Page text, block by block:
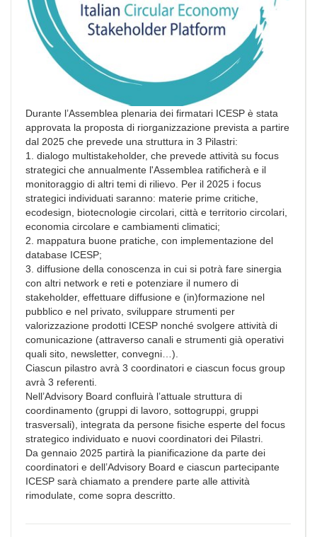
Durante l’Assemblea plenaria dei firmatari ICESP è stata
approvata la proposta di riorganizzazione prevista a partire
dal 2025 che prevede una struttura in 3 Pilastri:
1. dialogo multistakeholder, che prevede attività su focus
strategici che annualmente l'Assemblea ratificherà e il
monitoraggio di altri temi di rilievo. Per il 2025 i focus
strategici individuati saranno: materie prime critiche,
ecodesign, biotecnologie circolari, città e territorio circolari,
economia circolare e cambiamenti climatici;
2. mappatura buone pratiche, con implementazione del
database ICESP;
3. diffusione della conoscenza in cui si potrà fare sinergia
con altri network e reti e potenziare il numero di
stakeholder, effettuare diffusione e (in)formazione nel
pubblico e nel privato, sviluppare strumenti per
valorizzazione prodotti ICESP nonché svolgere attività di
comunicazione (attraverso canali e strumenti già operativi
quali sito, newsletter, convegni…).
Ciascun pilastro avrà 3 coordinatori e ciascun focus group
avrà 3 referenti.
Nell’Advisory Board confluirà l’attuale struttura di
coordinamento (gruppi di lavoro, sottogruppi, gruppi
trasversali), integrata da persone fisiche esperte del focus
strategico individuato e nuovi coordinatori dei Pilastri.
Da gennaio 2025 partirà la pianificazione da parte dei
coordinatori e dell’Advisory Board e ciascun partecipante
ICESP sarà chiamato a prendere parte alle attività
rimodulate, come sopra descritto.